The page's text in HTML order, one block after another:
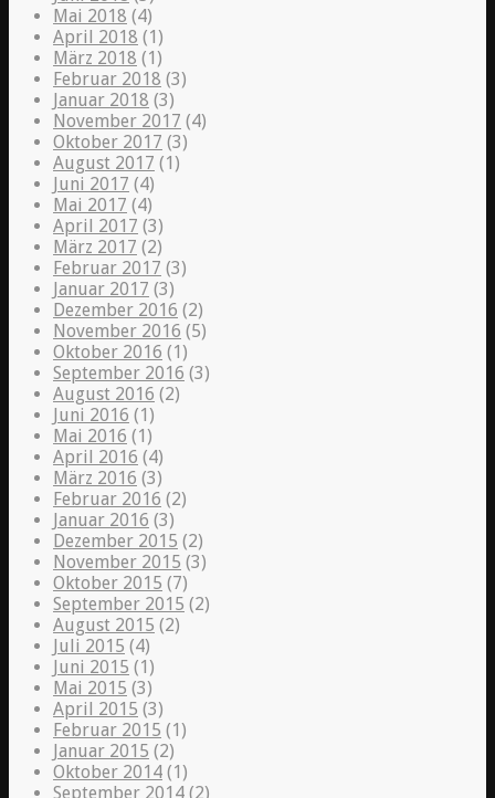
Mai 2018 (4)
April 2018 (1)
März 2018 (1)
Februar 2018 (3)
Januar 2018 (3)
November 2017 (4)
Oktober 2017 (3)
August 2017 (1)
Juni 2017 (4)
Mai 2017 (4)
April 2017 (3)
März 2017 (2)
Februar 2017 (3)
Januar 2017 (3)
Dezember 2016 (2)
November 2016 (5)
Oktober 2016 (1)
September 2016 (3)
August 2016 (2)
Juni 2016 (1)
Mai 2016 (1)
April 2016 (4)
März 2016 (3)
Februar 2016 (2)
Januar 2016 (3)
Dezember 2015 (2)
November 2015 (3)
Oktober 2015 (7)
September 2015 (2)
August 2015 (2)
Juli 2015 (4)
Juni 2015 (1)
Mai 2015 (3)
April 2015 (3)
Februar 2015 (1)
Januar 2015 (2)
Oktober 2014 (1)
September 2014 (2)